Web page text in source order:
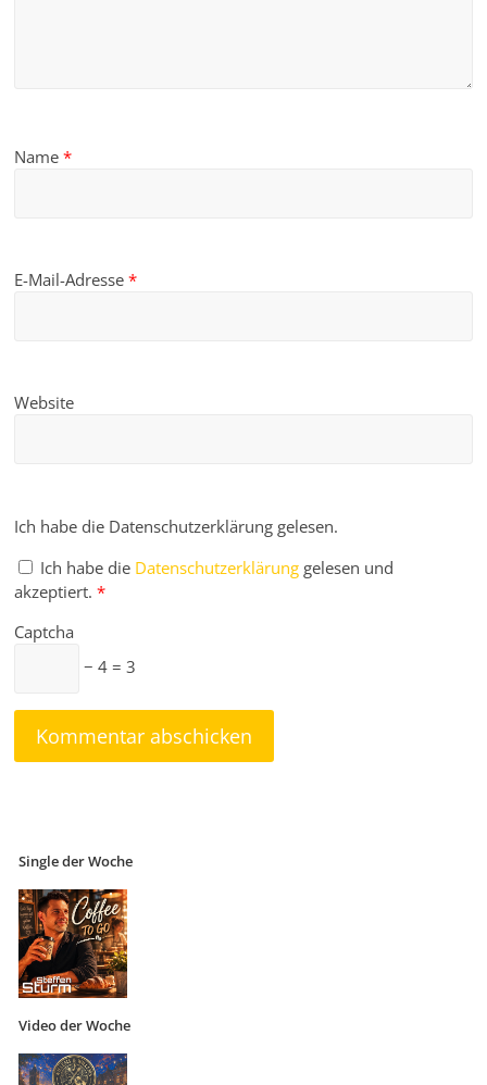
Name*
E-Mail-Adresse*
Website
Ich habe die Datenschutzerklärung gelesen.
Ich habe die Datenschutzerklärung gelesen und
akzeptiert. *
Captcha
− 4 = 3
Single der Woche
Video der Woche